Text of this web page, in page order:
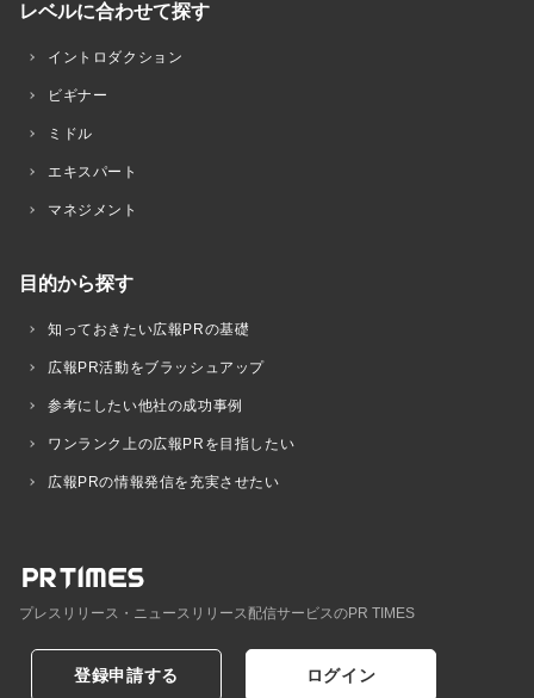
レベルに合わせて探す
イントロダクション
ビギナー
ミドル
エキスパート
マネジメント
目的から探す
知っておきたい広報PRの基礎
広報PR活動をブラッシュアップ
参考にしたい他社の成功事例
ワンランク上の広報PRを目指したい
広報PRの情報発信を充実させたい
プレスリリース・ニュースリリース配信サービスのPR TIMES
登録申請する ログイン